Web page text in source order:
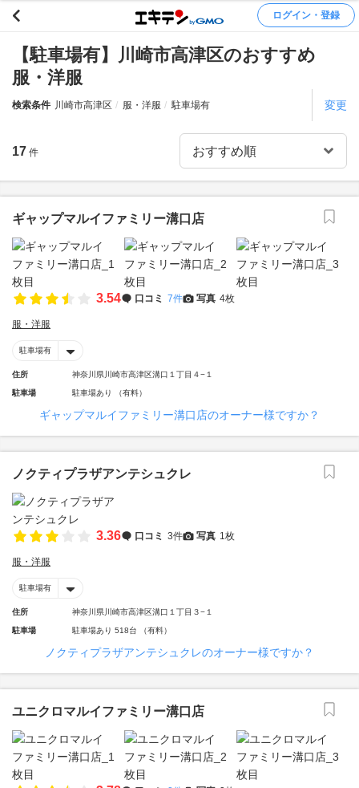
ログイン・登録
【駐車場有】川崎市高津区のおすすめ
服・洋服
検索条件 川崎市高津区 服・洋服 駐車場有 変更
17 件
ギャップマルイファミリー溝口店
3.54 口コミ 7件 写真 4枚
服・洋服
駐車場有
住所 神奈川県川崎市高津区溝口１丁目４−１
駐車場 駐車場あり （有料）
ギャップマルイファミリー溝口店のオーナー様ですか？
ノクティプラザアンテシュクレ
3.36 口コミ 3件 写真 1枚
服・洋服
駐車場有
住所 神奈川県川崎市高津区溝口１丁目３−１
駐車場 駐車場あり 518台 （有料）
ノクティプラザアンテシュクレのオーナー様ですか？
ユニクロマルイファミリー溝口店